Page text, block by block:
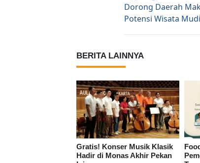
Dorong Daerah
Potensi Wisata
BERITA LAINNYA
Gratis! Konser Musik Klasik
Hadir di Monas Akhir Pekan